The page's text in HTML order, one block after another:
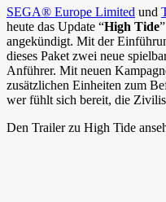
SEGA® Europe Limited und
heute das Update “High Tide
angekündigt. Mit der
dieses Paket zwei neue
Anführer. Mit neuen
zusätzlichen Einheiten zum
wer fühlt sich bereit, die
Den Trailer zu High Tide